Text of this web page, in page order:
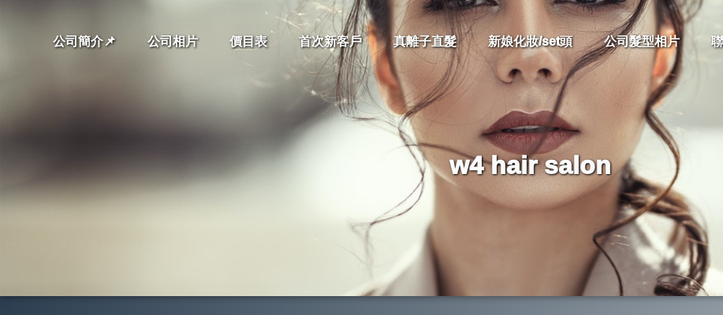
公司簡介📌 公司相片 價目表 首次新客戶 真離子直髮 新娘化妝/set頭 公司髮型相片
w4 hair salon